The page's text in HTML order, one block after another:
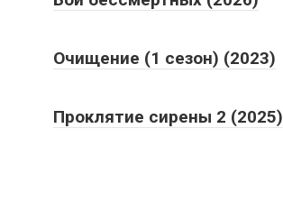
Очищение (1 сезон) (2023)
Проклятие сирены 2 (2025)